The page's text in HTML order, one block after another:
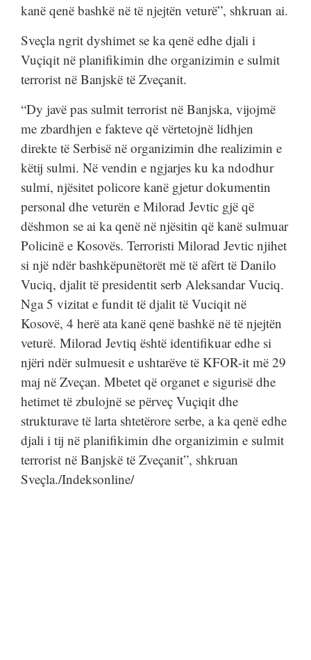
kanë qenë bashkë në të njejtën veturë”, shkruan ai.
Sveçla ngrit dyshimet se ka qenë edhe djali i
Vuçiqit në planifikimin dhe organizimin e sulmit
terrorist në Banjskë të Zveçanit.
“Dy javë pas sulmit terrorist në Banjska, vijojmë
me zbardhjen e fakteve që vërtetojnë lidhjen
direkte të Serbisë në organizimin dhe realizimin e
këtij sulmi. Në vendin e ngjarjes ku ka ndodhur
sulmi, njësitet policore kanë gjetur dokumentin
personal dhe veturën e Milorad Jevtic gjë që
dëshmon se ai ka qenë në njësitin që kanë sulmuar
Policinë e Kosovës. Terroristi Milorad Jevtic njihet
si një ndër bashkëpunëtorët më të afërt të Danilo
Vuciq, djalit të presidentit serb Aleksandar Vuciq.
Nga 5 vizitat e fundit të djalit të Vuciqit në
Kosovë, 4 herë ata kanë qenë bashkë në të njejtën
veturë. Milorad Jevtiq është identifikuar edhe si
njëri ndër sulmuesit e ushtarëve të KFOR-it më 29
maj në Zveçan. Mbetet që organet e sigurisë dhe
hetimet të zbulojnë se përveç Vuçiqit dhe
strukturave të larta shtetërore serbe, a ka qenë edhe
djali i tij në planifikimin dhe organizimin e sulmit
terrorist në Banjskë të Zveçanit”, shkruan
Sveçla./Indeksonline/